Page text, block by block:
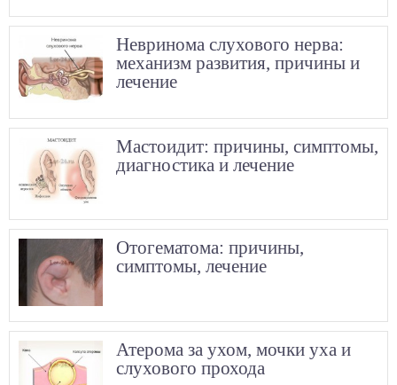
Невринома слухового нерва:
механизм развития, причины и
лечение
Мастоидит: причины, симптомы,
диагностика и лечение
Отогематома: причины,
симптомы, лечение
Атерома за ухом, мочки уха и
слухового прохода